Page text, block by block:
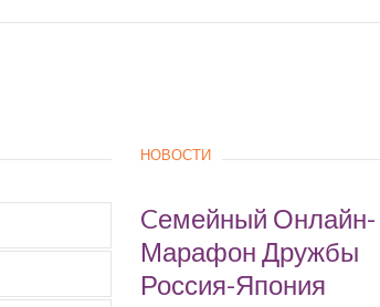
НОВОСТИ
Cемейный Онлайн-
Марафон Дружбы
Россия-Япония